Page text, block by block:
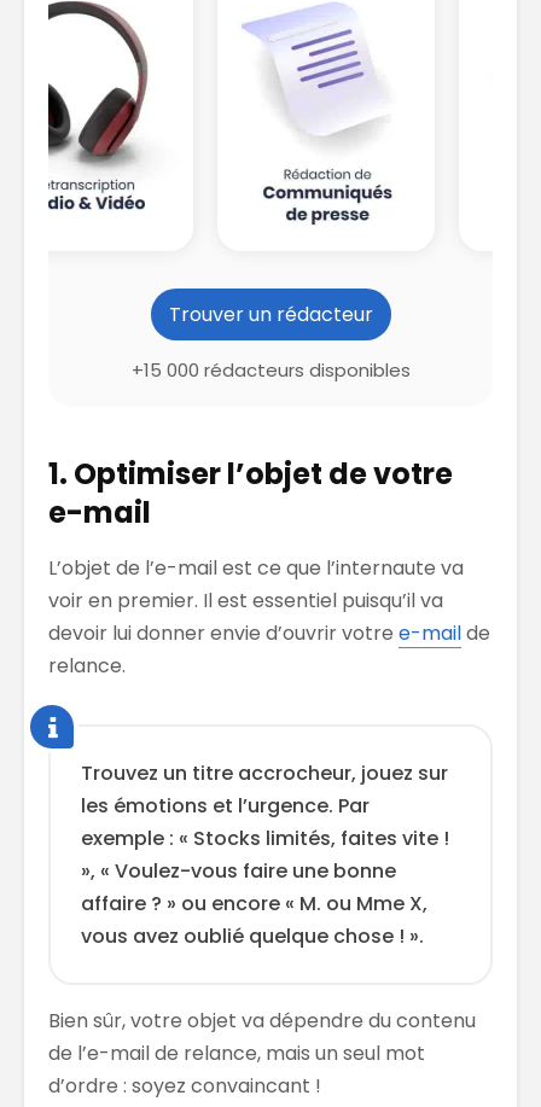
Trouver un rédacteur
+15 000 rédacteurs disponibles
1. Optimiser l’objet de votre
e-mail
L’objet de l’e-mail est ce que l’internaute va
voir en premier. Il est essentiel puisqu’il va
devoir lui donner envie d’ouvrir votre e-mailde
relance.
Trouvez un titre accrocheur, jouez sur
les émotions et l’urgence. Par
exemple : « Stocks limités, faites vite !
», « Voulez-vous faire une bonne
affaire ? » ou encore « M. ou Mme X,
vous avez oublié quelque chose ! ».
Bien sûr, votre objet va dépendre du contenu
de l’e-mail de relance, mais un seul mot
d’ordre : soyez convaincant !